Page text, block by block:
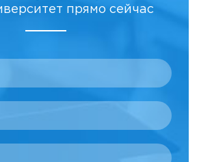
прямо сейчас